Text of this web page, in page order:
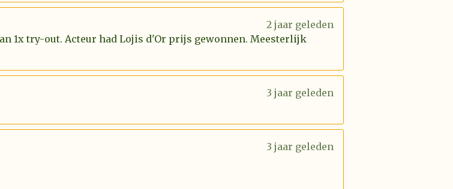
2 jaar geleden
1x try-out. Acteur had Lojis d'Or prijs gewonnen. Meesterlijk
3 jaar geleden
3 jaar geleden